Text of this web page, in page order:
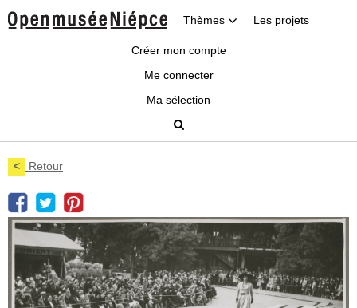
Thèmes Les projets
Créer mon compte
Me connecter
Ma sélection
< Retour